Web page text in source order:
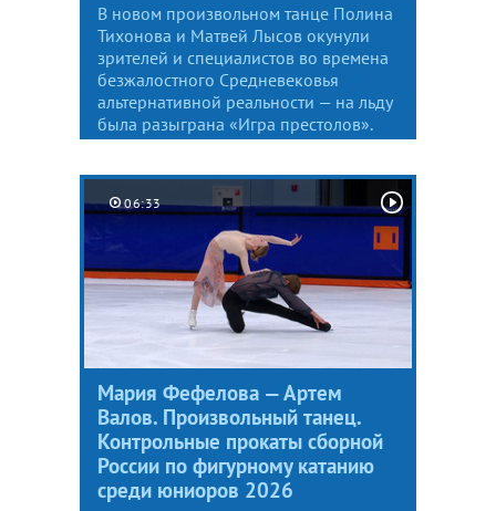
В новом произвольном танце Полина
Тихонова и Матвей Лысов окунули
зрителей и специалистов во времена
безжалостного Средневековья
альтернативной реальности — на льду
была разыграна «Игра престолов».
06:33
Мария Фефелова — Артем
Валов. Произвольный танец.
Контрольные прокаты сборной
России по фигурному катанию
среди юниоров 2026